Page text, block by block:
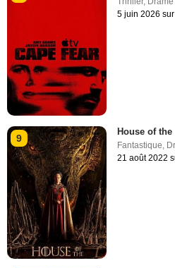
5 juin 2026
9
House of the
Fantastique
21 août 2022